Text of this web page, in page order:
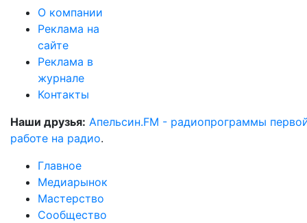
О компании
Реклама на
сайте
Реклама в
журнале
Контакты
Наши друзья: Апельсин.FM - радиопрограммы
работе на радио.
Главное
Медиарынок
Мастерство
Сообщество